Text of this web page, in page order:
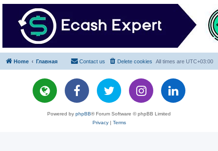
Home Главная All times are UTC+03:00
Delete cookies
Contact us
Powered by phpBB® Forum Software © phpBB Limited
Privacy| Terms